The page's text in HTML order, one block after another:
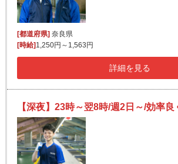
[都道府県]奈良県
[時給]1,250円～1,563円
詳細を見る